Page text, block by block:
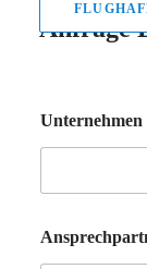
Anfrage
Unternehmen